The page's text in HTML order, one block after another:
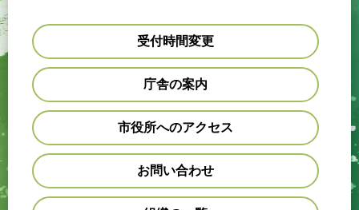
受付時間変更
庁舎の案内
市役所へのアクセス
お問い合わせ